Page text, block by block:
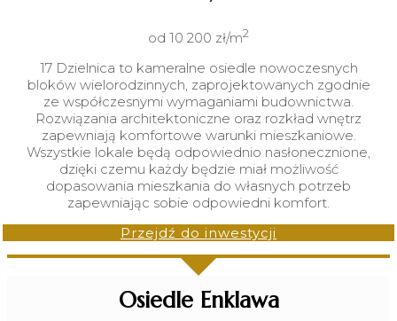
od 10 200 zł/m2
17 Dzielnica to kameralne osiedle nowoczesnych
bloków wielorodzinnych, zaprojektowanych zgodnie
ze współczesnymi wymaganiami budownictwa.
Rozwiązania architektoniczne oraz rozkład wnętrz
zapewniają komfortowe warunki mieszkaniowe.
Wszystkie lokale będą odpowiednio nasłonecznione,
dzięki czemu każdy będzie miał możliwość
dopasowania mieszkania do własnych potrzeb
zapewniając sobie odpowiedni komfort.
Przejdź do inwestycji
Osiedle Enklawa